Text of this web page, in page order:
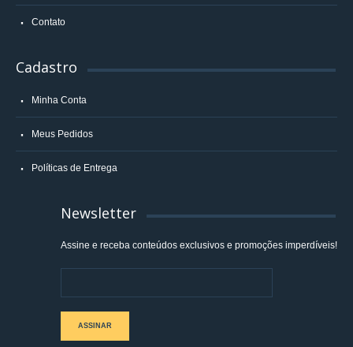
Contato
Cadastro
Minha Conta
Meus Pedidos
Políticas de Entrega
Newsletter
Assine e receba conteúdos exclusivos e promoções imperdíveis!
ASSINAR